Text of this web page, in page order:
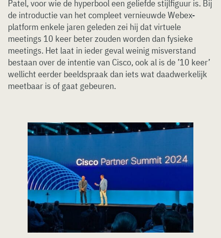
Patel, voor wie de hyperbool een geliefde stijlfiguur is. Bij
de introductie van het compleet vernieuwde Webex-
platform enkele jaren geleden zei hij dat virtuele
meetings 10 keer beter zouden worden dan fysieke
meetings. Het laat in ieder geval weinig misverstand
bestaan over de intentie van Cisco, ook al is de ’10 keer’
wellicht eerder beeldspraak dan iets wat daadwerkelijk
meetbaar is of gaat gebeuren.